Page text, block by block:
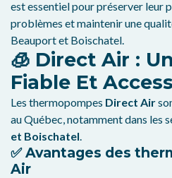
est essentiel pour préserver leur
problèmes et maintenir une
Beauport et Boischatel.
🧊 Direct Air :
Fiable Et
Les thermopompes Direct Air
au Québec, notamment dans les
et Boischatel.
✅ Avantages des
Air